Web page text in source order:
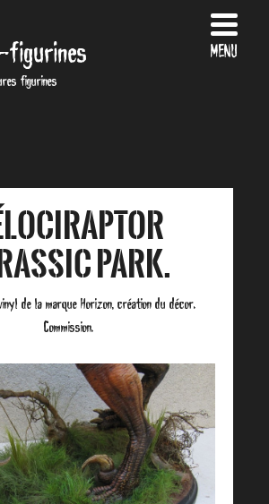
figurines
figurines
Park.
de la marque Horizon, création du décor.
Commission.
MENU